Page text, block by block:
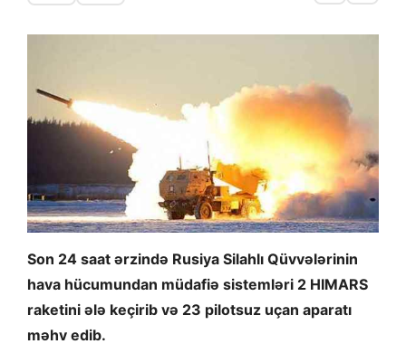
Son 24 saat ərzində Rusiya Silahlı Qüvvələrinin
hava hücumundan müdafiə sistemləri 2 HIMARS
raketini ələ keçirib və 23 pilotsuz uçan aparatı
məhv edib.